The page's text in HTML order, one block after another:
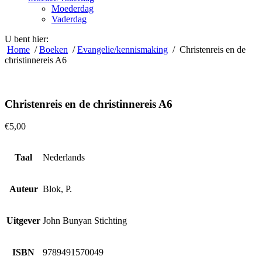
Moederdag
Vaderdag
U bent hier:
Home /Boeken /Evangelie/kennismaking / Christenreis en de
christinnereis A6
Christenreis en de christinnereis A6
€5,00
Taal Nederlands
Auteur Blok, P.
Uitgever John Bunyan Stichting
ISBN 9789491570049